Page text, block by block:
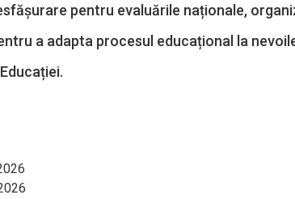
pentru evaluările naționale,
a adapta procesul educațional la